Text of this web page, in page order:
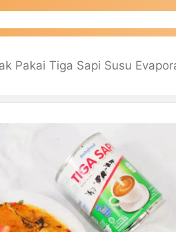
Pakai Tiga Sapi Susu